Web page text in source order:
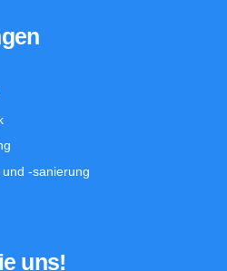
-sanierung
uns!